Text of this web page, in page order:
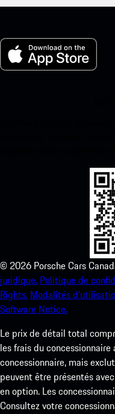
© 2026 Porsche Cars
juridique. Politique de
Rights. Modalités
Software Notice.
Le prix de détail total
les frais du
concessionnaire, mais
peuvent être présentés
en option. Les
Consultez votre